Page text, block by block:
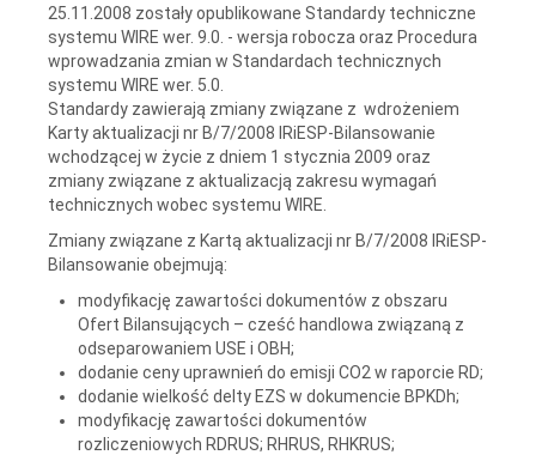
25.11.2008 zostały opublikowane Standardy techniczne
systemu WIRE wer. 9.0. - wersja robocza oraz Procedura
wprowadzania zmian w Standardach technicznych
systemu WIRE wer. 5.0.
Standardy zawierają zmiany związane z wdrożeniem
Karty aktualizacji nr B/7/2008 IRiESP-Bilansowanie
wchodzącej w życie z dniem 1 stycznia 2009 oraz
zmiany związane z aktualizacją zakresu wymagań
technicznych wobec systemu WIRE.
Zmiany związane z Kartą aktualizacji nr B/7/2008 IRiESP-
Bilansowanie obejmują:
modyfikację zawartości dokumentów z obszaru
Ofert Bilansujących – cześć handlowa związaną z
odseparowaniem USE i OBH;
dodanie ceny uprawnień do emisji CO2 w raporcie RD;
dodanie wielkość delty EZS w dokumencie BPKDh;
modyfikację zawartości dokumentów
rozliczeniowych RDRUS; RHRUS, RHKRUS;